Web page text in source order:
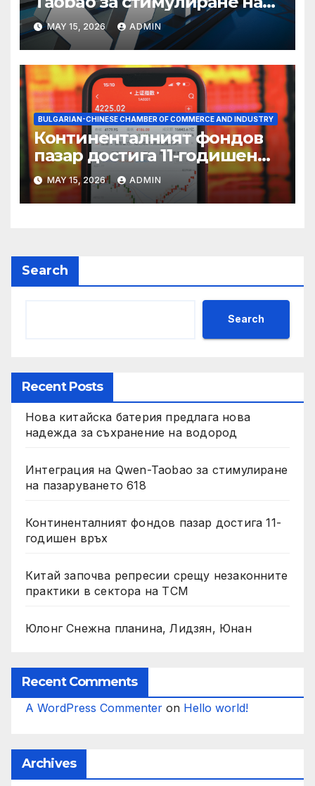
пазаруването 618
MAY 15, 2026 ADMIN
BULGARIAN-CHINESE CHAMBER OF COMMERCE AND INDUSTRY
Континенталният фондов
пазар достига 11-годишен
връх
MAY 15, 2026 ADMIN
Search
Search
Recent Posts
Нова китайска батерия предлага нова
надежда за съхранение на водород
Интеграция на Qwen-Taobao за стимулиране
на пазаруването 618
Континенталният фондов пазар достига 11-
годишен връх
Китай започва репресии срещу незаконните
практики в сектора на TCM
Юлонг Снежна планина, Лидзян, Юнан
Recent Comments
A WordPress Commenter on Hello world!
Archives